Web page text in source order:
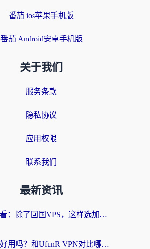
番茄 ios苹果手机版
番茄 Android安卓手机版
关于我们
服务条款
隐私协议
应用权限
联系我们
最新资讯
海外党必看：除了回国VPS，这样选加速器也能无缝刷国内资源？
迅游VPN好用吗？和UfunR VPN对比哪个回国效果更好？海外党亲测避坑指南